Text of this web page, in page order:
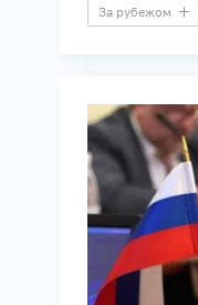
За рубежом
Политика